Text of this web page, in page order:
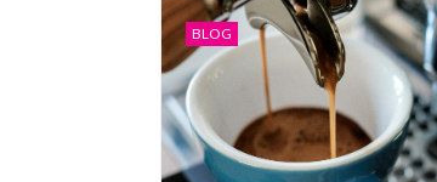
BLOG